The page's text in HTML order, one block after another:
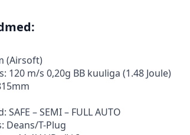
(Airsoft)
120 m/s 0,20g BB kuuliga (1.48 Joule)
SAFE – SEMI – FULL AUTO
Deans/T-Plug